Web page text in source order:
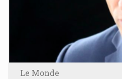
Le Monde